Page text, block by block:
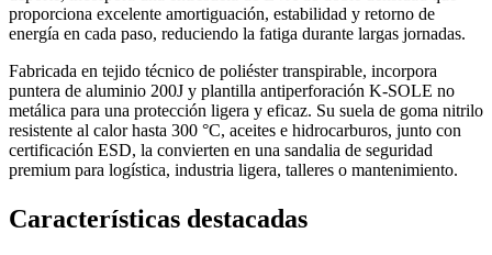
proporciona excelente amortiguación, estabilidad y retorno de
energía en cada paso, reduciendo la fatiga durante largas jornadas.
Fabricada en tejido técnico de poliéster transpirable, incorpora
puntera de aluminio 200J y plantilla antiperforación K-SOLE no
metálica para una protección ligera y eficaz. Su suela de goma nitrilo
resistente al calor hasta 300 °C, aceites e hidrocarburos, junto con
certificación ESD, la convierten en una sandalia de seguridad
premium para logística, industria ligera, talleres o mantenimiento.
Características destacadas